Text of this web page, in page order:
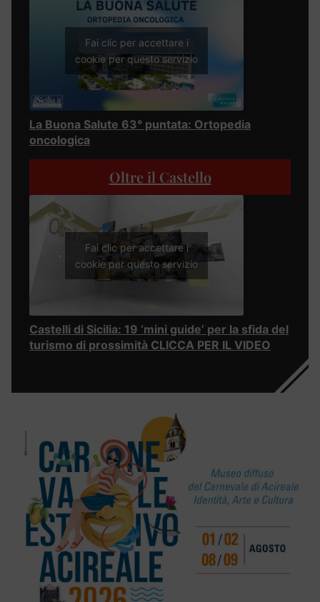
Fai clic per accettare i
cookie per questo servizio
La Buona Salute 63° puntata: Ortopedia
oncologica
Oltre il Castello
Fai clic per accettare i
cookie per questo servizio
Castelli di Sicilia: 19 ‘mini guide’ per la sfida del
turismo di prossimità CLICCA PER IL VIDEO